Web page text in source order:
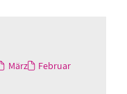
März
Februar